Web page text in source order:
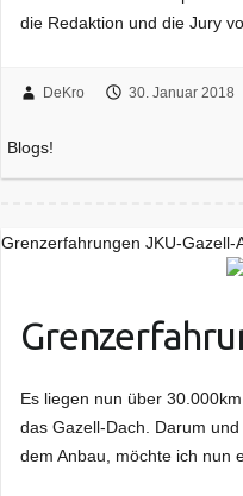
die Redaktion und die Jury
DeKro 30. Januar 2018
Blogs!
Grenzerfahrungen JKU-Gazell-
Es liegen nun über
das Gazell-Dach. Darum
dem Anbau, möchte ich nun